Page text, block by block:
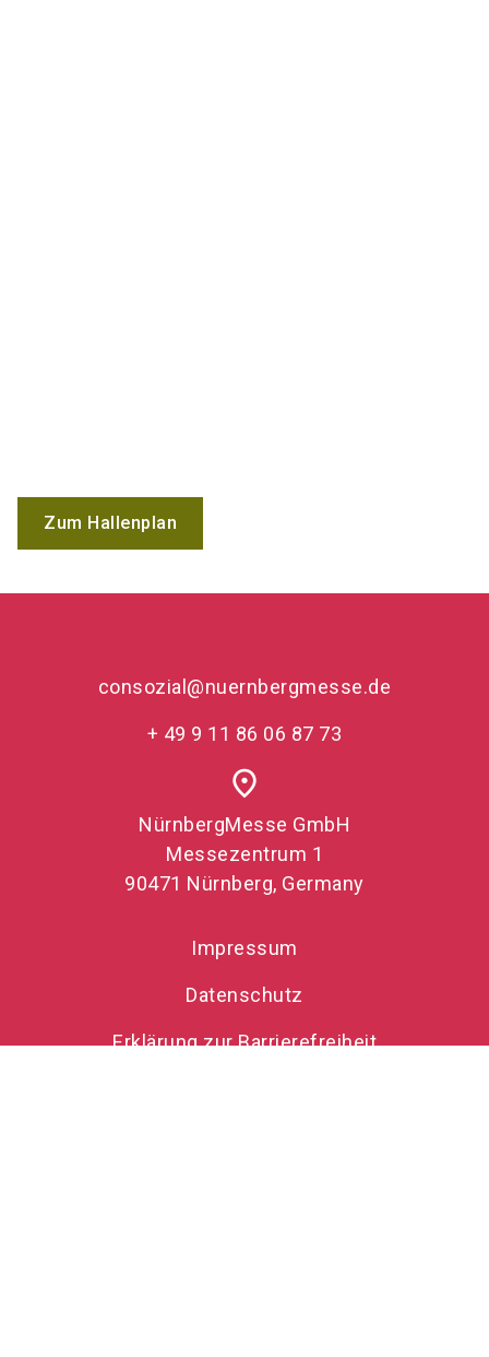
Zum Hallenplan
consozial@nuernbergmesse.de
+ 49 9 11 86 06 87 73
place
NürnbergMesse GmbH
Messezentrum 1
90471 Nürnberg, Germany
Impressum
Datenschutz
Erklärung zur Barrierefreiheit